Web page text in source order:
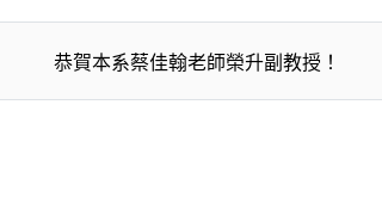
恭賀本系蔡佳翰老師榮升副教授！